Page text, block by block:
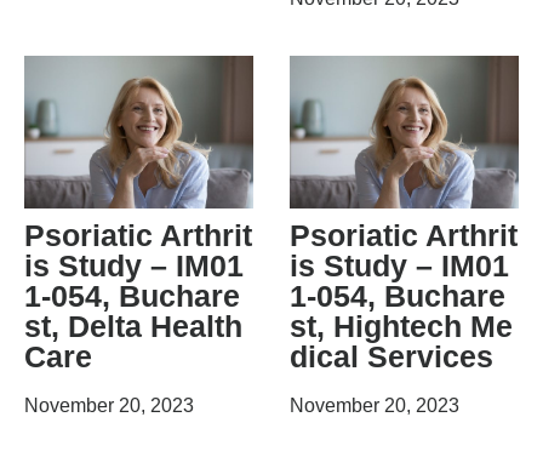
Psoriatic Arthrit
is Study – IM01
1-054, Buchare
st, Delta Health
Care
November 20, 2023
Psoriatic Arthrit
is Study – IM01
1-054, Buchare
st, Hightech Me
dical Services
November 20, 2023